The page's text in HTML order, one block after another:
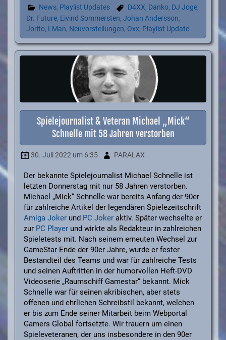
News, Playlist Updates D4XX, Danko, DJ Joge,
Dr. Future, Eivind Sommersten, Johan Andersson,
Jorito, LMan, Neuvorstellungen, Oxx, Playlist Update
Spielejournalist & Veteran Michael „Mick“
Schnelle mit 58 Jahren verstorben
30. Juli 2022um 6:35 PARALAX
Der bekannte Spielejournalist Michael Schnelle ist
letzten Donnerstag mit nur 58 Jahren verstorben.
Michael „Mick“ Schnelle war bereits Anfang der 90er
für zahlreiche Artikel der legendären Spielezeitschrift
Amiga Jokerund PC Jokeraktiv. Später wechselte er
zur PC Playerund wirkte als Redakteur in zahlreichen
Spieletests mit. Nach seinem erneuten Wechsel zur
GameStar Ende der 90er Jahre, wurde er fester
Bestandteil des Teams und war für zahlreiche Tests
und seinen Auftritten in der humorvollen Heft-DVD
Videoserie „Raumschiff Gamestar“ bekannt. Mick
Schnelle war für seinen akribischen, aber stets
offenen und ehrlichen Schreibstil bekannt, welchen
er bis zum Ende seiner Mitarbeit beim Webportal
Gamers Global fortsetzte. Wir trauern um einen
Spieleveteranen, der uns insbesondere in den 90er